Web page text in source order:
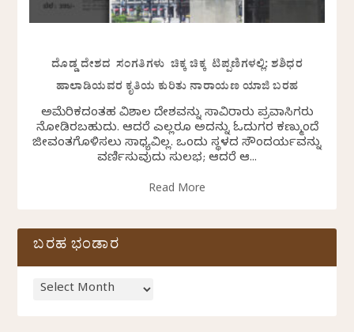
ದೊಡ್ಡ ದೇಶದ ಸಂಗತಿಗಳು ಚಿಕ್ಕ ಚಿಕ್ಕ ಟಿಪ್ಪಣಿಗಳಲ್ಲಿ: ಶಶಿಧರ
ಹಾಲಾಡಿಯವರ ಕೃತಿಯ ಕುರಿತು ನಾರಾಯಣ ಯಾಜಿ ಬರಹ
ಅಮೆರಿಕದಂತಹ ವಿಶಾಲ ದೇಶವನ್ನು ಸಾವಿರಾರು ಪ್ರವಾಸಿಗರು
ನೋಡಿರಬಹುದು. ಆದರೆ ಎಲ್ಲರೂ ಅದನ್ನು ಓದುಗರ ಕಣ್ಮುಂದೆ
ಜೀವಂತಗೊಳಿಸಲು ಸಾಧ್ಯವಿಲ್ಲ. ಒಂದು ಸ್ಥಳದ ಸೌಂದರ್ಯವನ್ನು
ವರ್ಣಿಸುವುದು ಸುಲಭ; ಆದರೆ ಆ...
Read More
ಬರಹ ಭಂಡಾರ